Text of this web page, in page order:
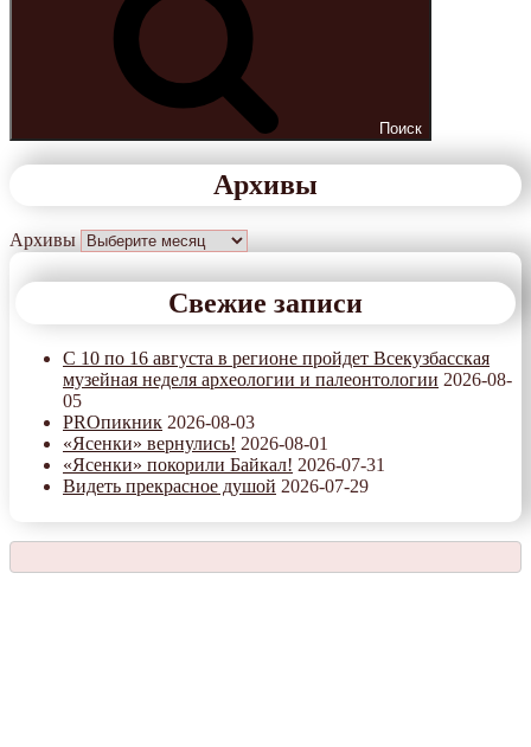
Поиск
Архивы
Архивы
Свежие записи
С 10 по 16 августа в регионе пройдет Всекузбасская
музейная неделя археологии и палеонтологии 2026-08-
05
PROпикник 2026-08-03
«Ясенки» вернулись! 2026-08-01
«Ясенки» покорили Байкал! 2026-07-31
Видеть прекрасное душой 2026-07-29